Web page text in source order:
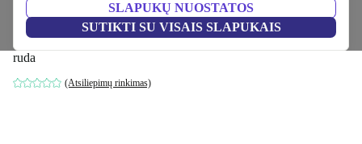
SLAPUKŲ NUOSTATOS
SUTIKTI SU VISAIS SLAPUKAIS
Maison sofa vienvietis Modul Danny
Cream
ruda
(Atsiliepimų rinkimas)